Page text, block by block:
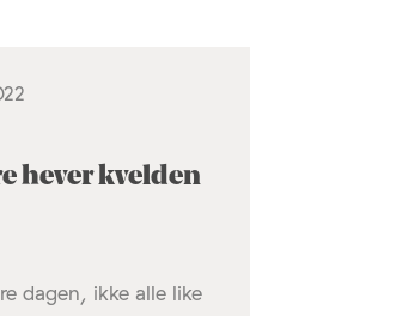
hever kvelden
dagen, ikke alle like